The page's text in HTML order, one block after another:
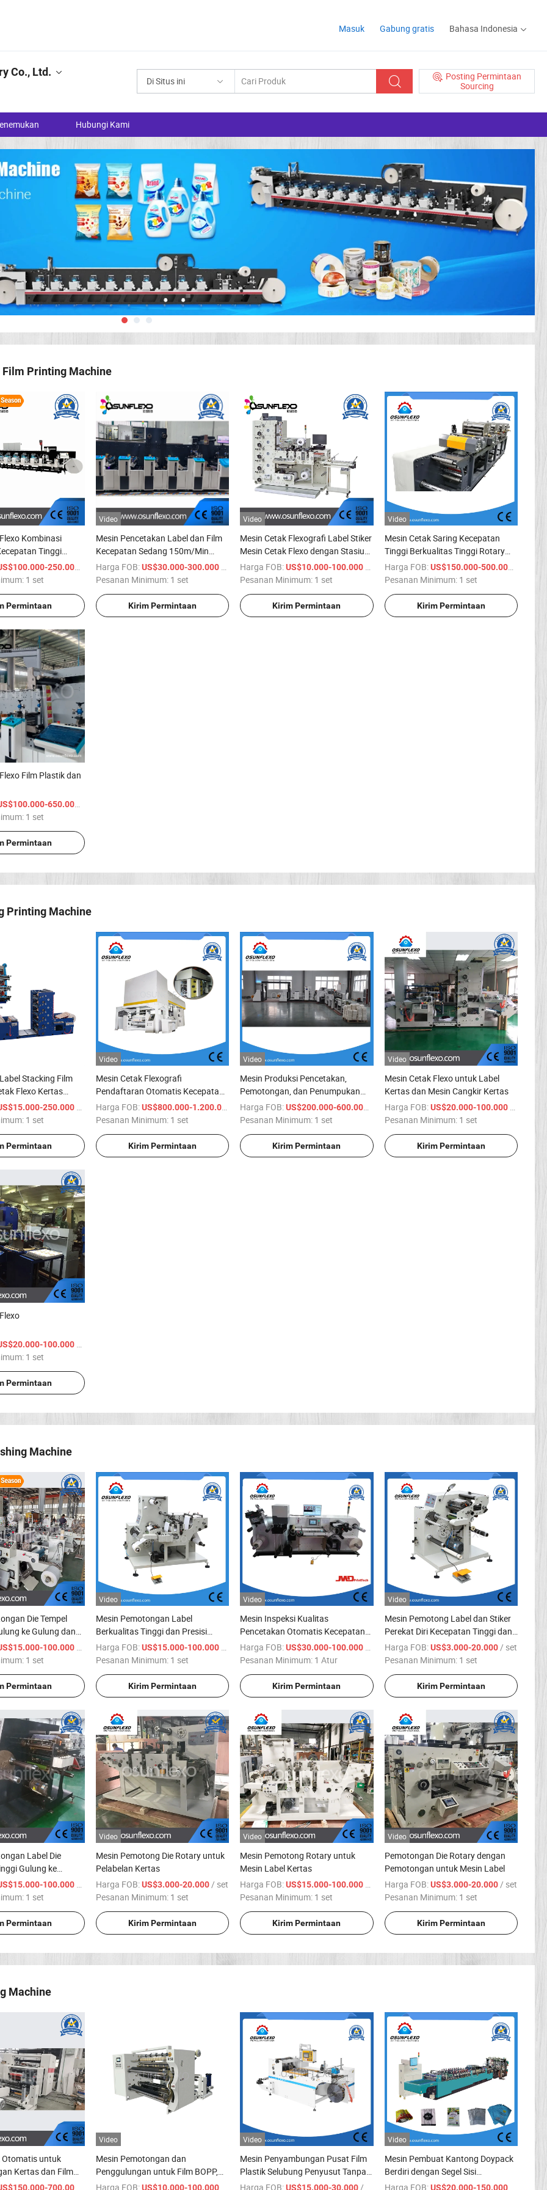
Masuk Gabung gratis Bahasa Indonesia
Di Situs ini
Posting Permintaan
Sourcing
Co., Ltd.
Hubungi Kami
Film Printing Machine
Kombinasi
Tinggi
Film Plastik250.000
/ set
1 set
Permintaan
Video
Mesin Pencetakan Label dan Film
Kecepatan Sedang 150m/Min
Mesin
Harga FOB:US$30.000-300.000
Pesanan Minimum: 1 set
Kirim Permintaan
Video
Mesin Cetak Flexografi Label Stiker
Mesin Cetak Flexo dengan Stasiun
Pemotongan Rotary dan Stasiun
Pemotongan Pencetak Label
Harga FOB:US$10.000-100.000
Pesanan Minimum: 1 set
Kirim Permintaan
Video
Mesin Cetak Saring Kecepatan
Tinggi Berkualitas Tinggi Rotary
Penuh
Harga FOB:US$150.000-500.000
Pesanan Minimum: 1 set
Kirim Permintaan
Film Plastik dan
650.000
1 set
Permintaan
Printing Machine
Stacking Film
Flexo Kertas
Kemasan 250.000
1 set
Permintaan
Video
Mesin Cetak Flexografi
Pendaftaran Otomatis Kecepatan
Tinggi
Harga FOB:US$800.000-1.200.000
/ set
Pesanan Minimum: 1 set
Kirim Permintaan
Video
Mesin Produksi Pencetakan,
Pemotongan, dan Penumpukan
Kertas Pembungkus Burger
Otomatis Penuh
Harga FOB:US$200.000-600.000
/ set
Pesanan Minimum: 1 set
Kirim Permintaan
Video
Mesin Cetak Flexo untuk Label
Kertas dan Mesin Cangkir Kertas
Harga FOB:US$20.000-100.000
Pesanan Minimum: 1 set
Kirim Permintaan
100.000 / set
1 set
Permintaan
Machine
Die Tempel
ke Gulung dan
100.000
1 set
Permintaan
Video
Mesin Pemotongan Label
Berkualitas Tinggi dan Presisi
Tinggi untuk Stiker Label Perekat
Sendiri Kertas Iml Perangkat
Pemotongan
Harga FOB:US$15.000-100.000
Pesanan Minimum: 1 set
Kirim Permintaan
Video
Mesin Inspeksi Kualitas
Pencetakan Otomatis Kecepatan
Tinggi Presisi Tinggi untuk Label
Kertas dan Film
Harga FOB:US$30.000-100.000
/ Atur
Pesanan Minimum: 1 Atur
Kirim Permintaan
Video
Mesin Pemotong Label dan Stiker
Perekat Diri Kecepatan Tinggi dan
Presisi Tinggi
Harga FOB:US$3.000-20.000 / set
Pesanan Minimum: 1 set
Kirim Permintaan
Label Die
Gulung ke
ke Lembaran
100.000 / set
1 set
Permintaan
Video
Mesin Pemotong Die Rotary untuk
Pelabelan Kertas
Harga FOB:US$3.000-20.000/ set
Pesanan Minimum: 1 set
Kirim Permintaan
Video
Mesin Pemotong Rotary untuk
Mesin Label Kertas
Harga FOB:US$15.000-100.000 / set
Pesanan Minimum: 1 set
Kirim Permintaan
Video
Pemotongan Die Rotary dengan
Pemotongan untuk Mesin Label
Harga FOB:US$3.000-20.000/ set
Pesanan Minimum: 1 set
Kirim Permintaan
Machine
Otomatis untuk
Kertas dan Film
Pet PVC, Mesin
700.000 / set
Video
Mesin Pemotongan dan
Penggulungan untuk Film BOPP,
PVC, Pet, Aluminium, Foil, Perekat
Harga FOB:US$10.000-100.000
Video
Mesin Penyambungan Pusat Film
Plastik Selubung Penyusut Tanpa
Bentuk Kecepatan Tinggi
Harga FOB:US$15.000-30.000 / set
Video
Mesin Pembuat Kantong Doypack
Berdiri dengan Segel Sisi
Multifungsi 3 / Kantong dengan
Harga FOB:US$20.000-150.000